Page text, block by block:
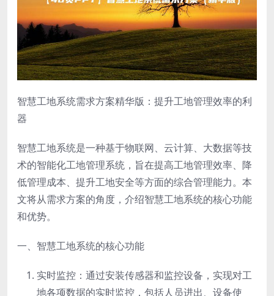
智慧工地系统需求方案精华版：提升工地管理效率的利
器
智慧工地系统是一种基于物联网、云计算、大数据等技
术的智能化工地管理系统，旨在提高工地管理效率、降
低管理成本、提升工地安全等方面的综合管理能力。本
文将从需求方案的角度，介绍智慧工地系统的核心功能
和优势。
一、智慧工地系统的核心功能
实时监控：通过安装传感器和监控设备，实现对工
地各项数据的实时监控，包括人员进出、设备使